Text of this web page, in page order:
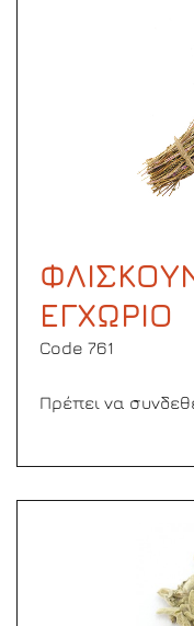
ΕΓΧΩΡΙΟ
Code 761
Πρέπει να